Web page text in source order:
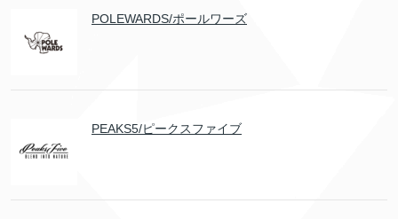
POLEWARDS/ポールワーズ
PEAKS5/ピークスファイブ